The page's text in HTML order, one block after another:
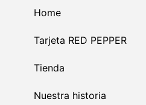
Home
Tarjeta RED PEPPER
Tienda
Nuestra historia